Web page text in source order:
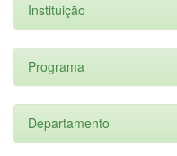
Instituição
Programa
Departamento